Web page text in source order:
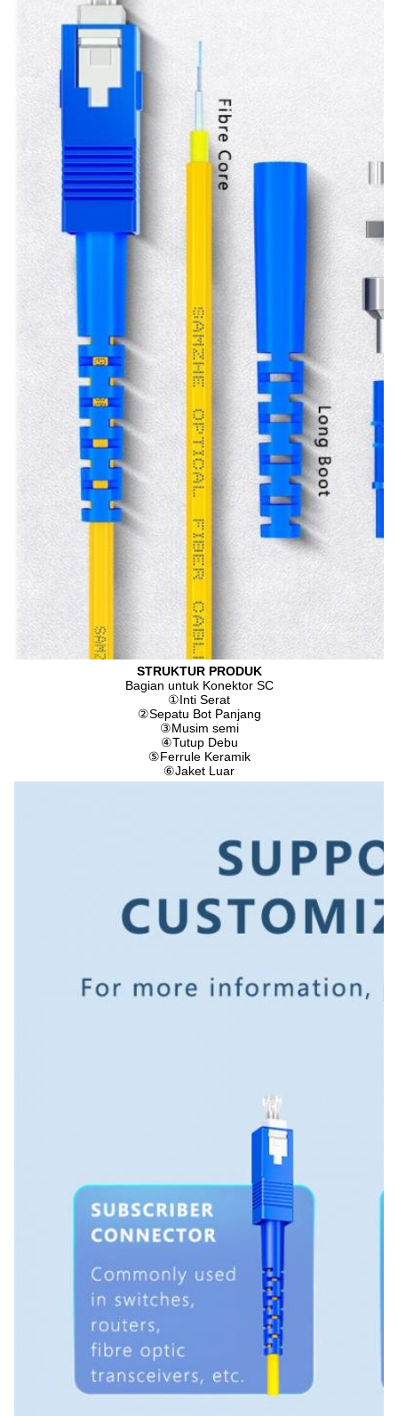
STRUKTUR PRODUK
Bagian untuk Konektor SC
①Inti Serat
②Sepatu Bot Panjang
③Musim semi
④Tutup Debu
⑤Ferrule Keramik
⑥Jaket Luar